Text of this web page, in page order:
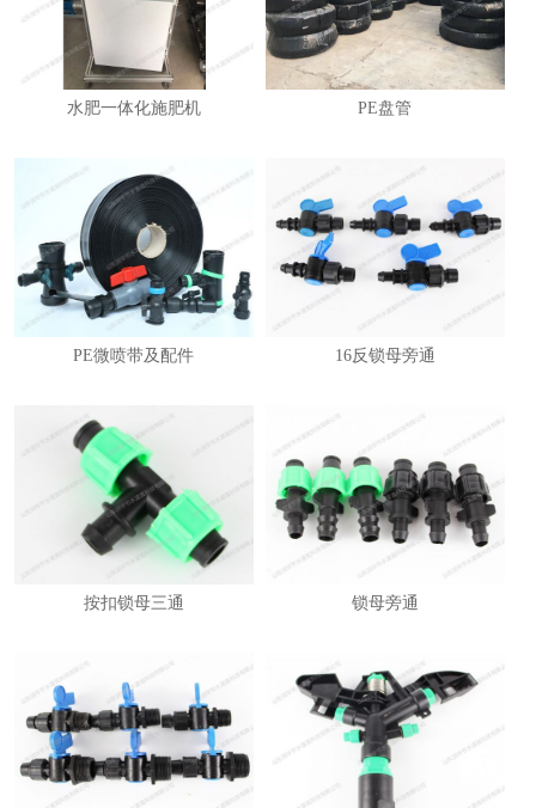
水肥一体化施肥机 PE盘管
PE微喷带及配件 16反锁母旁通
按扣锁母三通 锁母旁通